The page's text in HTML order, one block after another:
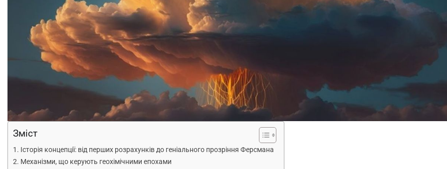
Зміст
Історія концепції: від перших розрахунків до геніального прозріння Ферсмана
Механізми, що керують геохімічними епохами